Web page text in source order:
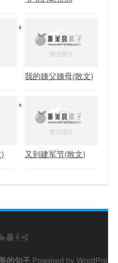
我的姨父姨母(散文)
又到建军节(散文)
的句子 Powered byWordPre